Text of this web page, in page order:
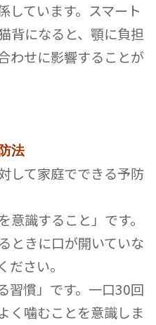
しています。スマート
背になると、顎に負担
わせに影響することが
法
して家庭でできる予防
意識すること」です。
ときに口が開いていな
さい。
習慣」です。一口30回
く噛むことを意識しま